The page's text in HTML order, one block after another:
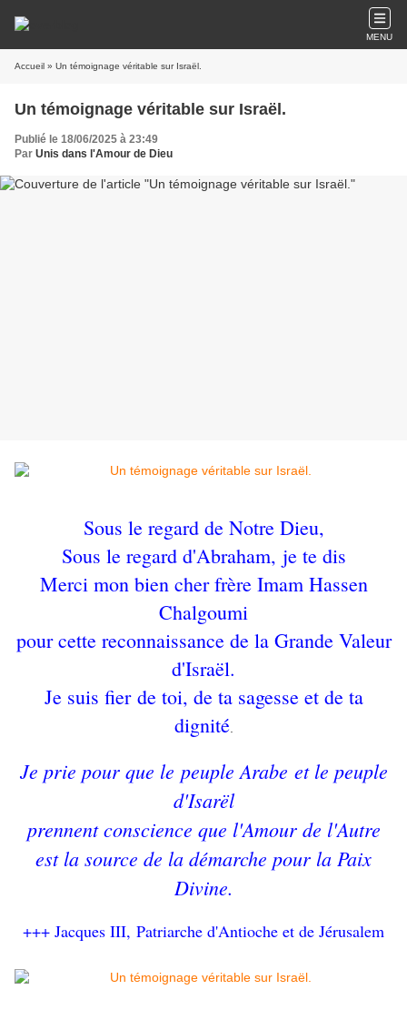
MENU
Accueil » Un témoignage véritable sur Israël.
Un témoignage véritable sur Israël.
Publié le 18/06/2025 à 23:49
Par Unis dans l'Amour de Dieu
Sous le regard de Notre Dieu,
Sous le regard d'Abraham, je te dis
Merci mon bien cher frère Imam Hassen
Chalgoumi
pour cette reconnaissance de la Grande Valeur
d'Israël.
Je suis fier de toi, de ta sagesse et de ta
dignité.
Je prie pour que le peuple Arabe et le peuple
d'Isarël
prennent conscience que l'Amour de l'Autre
est la source de la démarche pour la Paix
Divine.
+++ Jacques III, Patriarche d'Antioche et de Jérusalem